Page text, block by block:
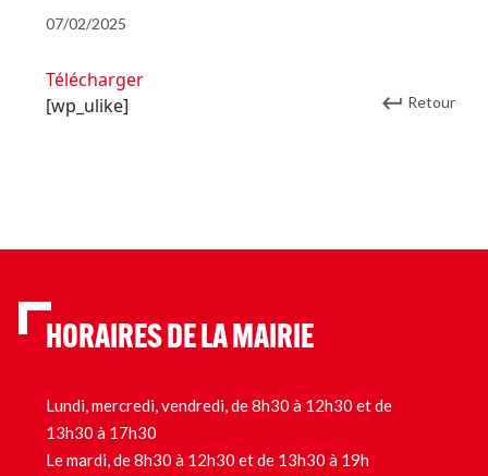
07/02/2025
Télécharger
[wp_ulike]
Retour
HORAIRES DE LA MAIRIE
Lundi, mercredi, vendredi, de 8h30 à 12h30 et de
13h30 à 17h30
Le mardi, de 8h30 à 12h30 et de 13h30 à 19h